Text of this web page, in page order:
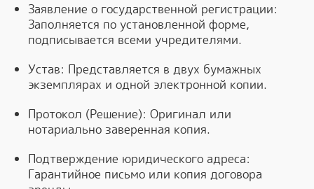
Заявление о государственной регистрации:
Заполняется по установленной форме,
подписывается всеми учредителями.
Устав: Представляется в двух бумажных
экземплярах и одной электронной копии.
Протокол (Решение): Оригинал или
нотариально заверенная копия.
Подтверждение юридического адреса:
Гарантийное письмо или копия договора